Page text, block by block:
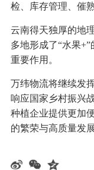
检、库存管理、催
云南得天独厚的地
多地形成了“水果
重要作用。
万纬物流将继续发
响应国家乡村振兴
种植企业提供更加
的繁荣与高质量发展